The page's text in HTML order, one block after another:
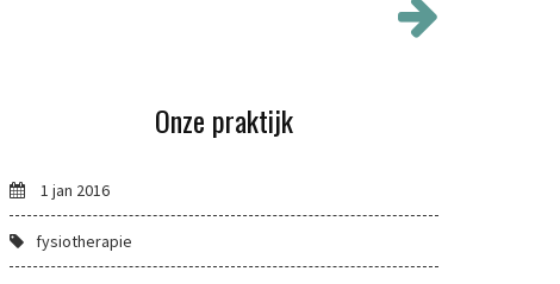
Onze praktijk
1 jan 2016
fysiotherapie